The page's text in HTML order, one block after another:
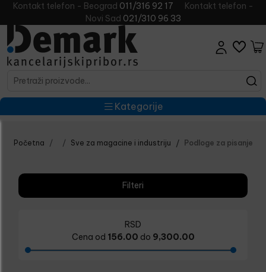
Kontakt telefon - Beograd 011/316 92 17
Kontakt telefon -
Novi Sad 021/310 96 33
Kategorije
Početna Sve za magacine i industriju Podloge za pisanje
Filteri
RSD
Cena od 156.00 do 9,300.00